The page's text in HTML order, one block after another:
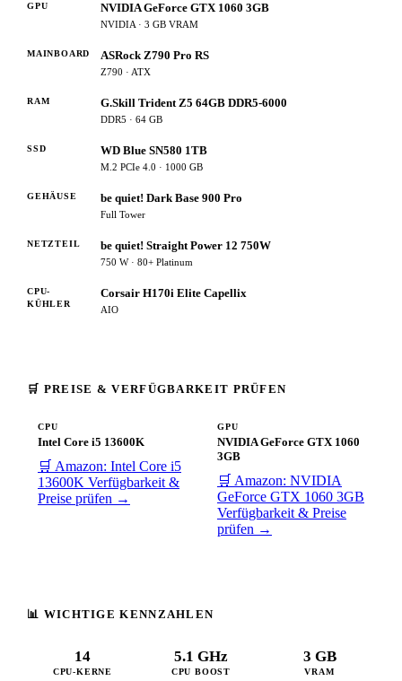
GPU NVIDIA GeForce GTX 1060 3GB
NVIDIA · 3 GB VRAM
MAINBOARD ASRock Z790 Pro RS
Z790 · ATX
RAM G.Skill Trident Z5 64GB DDR5-6000
DDR5 · 64 GB
SSD WD Blue SN580 1TB
M.2 PCIe 4.0 · 1000 GB
GEHÄUSE be quiet! Dark Base 900 Pro
Full Tower
NETZTEIL be quiet! Straight Power 12 750W
750 W · 80+ Platinum
CPU-
KÜHLER
Corsair H170i Elite Capellix
AIO
🛒 PREISE & VERFÜGBARKEIT PRÜFEN
CPU
Intel Core i5 13600K
🛒 Amazon: Intel Core i5
13600K Verfügbarkeit &
Preise prüfen →
GPU
NVIDIA GeForce GTX 1060
3GB
🛒 Amazon: NVIDIA
GeForce GTX 1060 3GB
Verfügbarkeit & Preise
prüfen →
📊 WICHTIGE KENNZAHLEN
14
CPU-KERNE
5.1 GHz
CPU BOOST
3 GB
VRAM